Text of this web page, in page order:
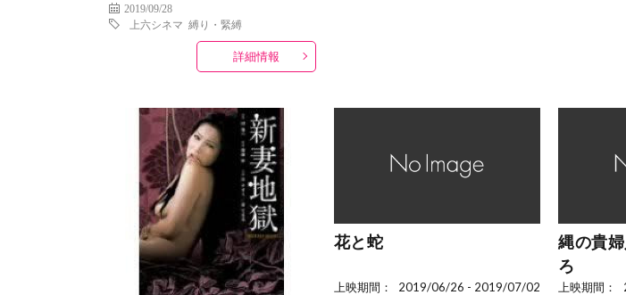
2019/09/28
上六シネマ 縛り・緊縛
詳細情報
花と蛇
上映期間： 2019/06/26 - 2019/07/02
縄の貴
ろ
上映期間：